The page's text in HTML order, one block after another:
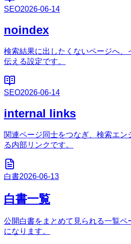
SEO2026-06-14
noindex
検索結果に出したくないページへ、
伝える設定です。
SEO2026-06-14
internal links
関連ページ同士をつなぎ、検索エン
る内部リンクです。
白書2026-06-13
白書一覧
公開白書をまとめて見られる一覧ペ
になります。